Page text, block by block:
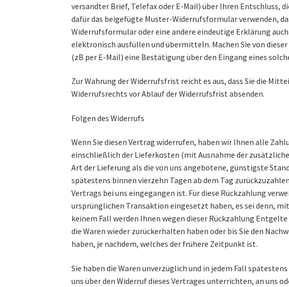
versandter Brief, Telefax oder E-Mail) über Ihren Entschluss,
dafür das beigefügte Muster-Widerrufsformular verwenden,
Widerrufsformular oder eine andere eindeutige Erklärung
elektronisch ausfüllen und übermitteln. Machen Sie von
(zB per E-Mail) eine Bestätigung über den Eingang eines
Zur Wahrung der Widerrufsfrist reicht es aus, dass Sie die
Widerrufsrechts vor Ablauf der Widerrufsfrist absenden.
Folgen des Widerrufs
Wenn Sie diesen Vertrag widerrufen, haben wir Ihnen alle
einschließlich der Lieferkosten (mit Ausnahme der
Art der Lieferung als die von uns angebotene, günstigste
spätestens binnen vierzehn Tagen ab dem Tag
Vertrags bei uns eingegangen ist. Für diese Rückzahlung
ursprünglichen Transaktion eingesetzt haben, es sei denn,
keinem Fall werden Ihnen wegen dieser Rückzahlung
die Waren wieder zurückerhalten haben oder bis Sie den
haben, je nachdem, welches der frühere Zeitpunkt ist.
Sie haben die Waren unverzüglich und in jedem Fall
uns über den Widerruf dieses Vertrages unterrichten, an uns